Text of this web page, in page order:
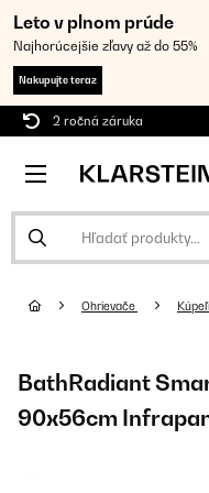
Leto v plnom prúde
Najhorúcejšie zľavy až do 55%
Nakupujte teraz
2 ročná záruka
Ohrievače
BathRadiant
90x56cm